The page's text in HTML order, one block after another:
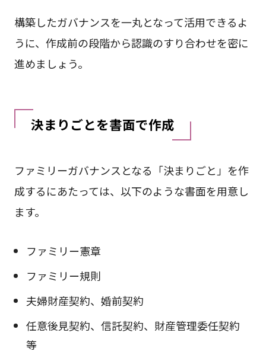
構築したガバナンスを一丸となって活用できるよ
うに、作成前の段階から認識のすり合わせを密に
進めましょう。
決まりごとを書面で作成
ファミリーガバナンスとなる「決まりごと」を作
成するにあたっては、以下のような書面を用意し
ます。
ファミリー憲章
ファミリー規則
夫婦財産契約、婚前契約
任意後見契約、信託契約、財産管理委任契約
等